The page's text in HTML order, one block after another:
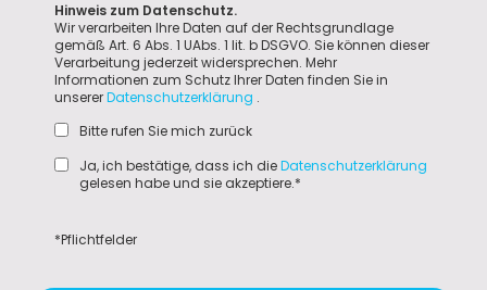
Hinweis zum Datenschutz.
Wir verarbeiten Ihre Daten auf der Rechtsgrundlage
gemäß Art. 6 Abs. 1 UAbs. 1 lit. b DSGVO. Sie können dieser
Verarbeitung jederzeit widersprechen. Mehr
Informationen zum Schutz Ihrer Daten finden Sie in
unsererDatenschutzerklärung .
Bitte rufen Sie mich zurück
Ja, ich bestätige, dass ich dieDatenschutzerklärung
gelesen habe und sie akzeptiere.*
*Pflichtfelder